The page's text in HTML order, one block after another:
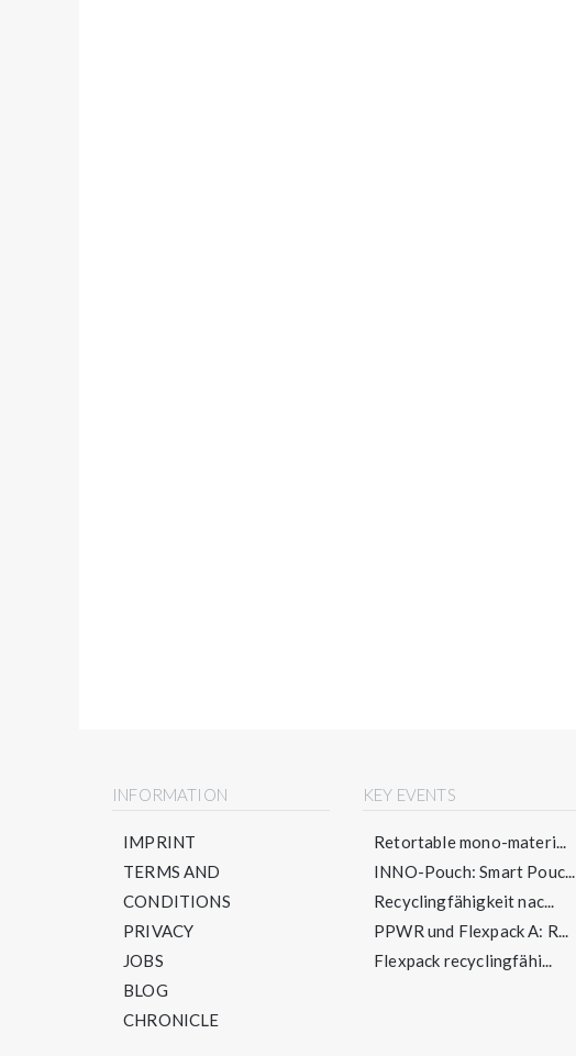
INFORMATION
IMPRINT
TERMS AND
CONDITIONS
PRIVACY
JOBS
BLOG
CHRONICLE
KEY EVENTS
Retortable mono-materi...
INNO-Pouch: Smart Pouc...
Recyclingfähigkeit nac...
PPWR und Flexpack A: R...
Flexpack recyclingfähi...